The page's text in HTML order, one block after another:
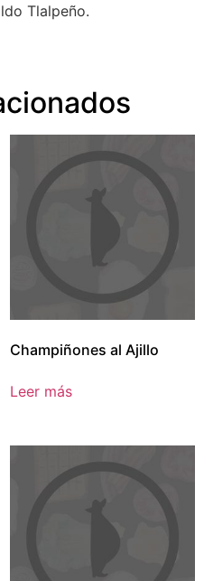
Tlalpeño.
Champiñones al Ajillo
Leer más